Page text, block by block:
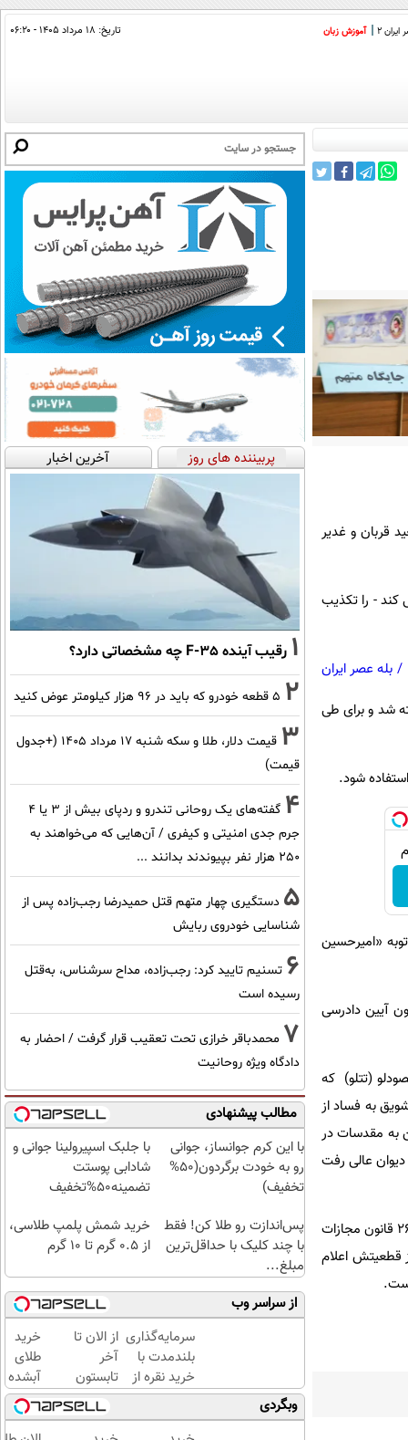
2 آموزش زبان تاریخ: ۱۸ مرداد ۱۴۰۵ - ۰۶:۲۰
قربان و غدیر
- را تکذیب
/ بله عصر ایران
شد و برای طی
شود.
که درخواست توبه «امیرحسین
مقصودلو ۲۳ اردیبهشت ماه سال گذشته از ثبت درخواست اعمال ماده ۴۷۷ قانون آیین دادرسی
مقصودلو (تتلو) که
به فساد از
به مقدسات در
دادگاه کیفری یک تهران به ۵ سال حبس محکوم شد که با فرجام خواهی دادستانی، پرونده به شعبه ۹ دیوان عالی رفت
پس از نقض حکم پرونده به شعبه ۶ دادگاه کیفری یک (هم عرض) رفت و بزه انتسابی محرز شد و طبق ماده ۲۶۲ قانون مجازات
قطعیتش اعلام
پربیننده های روز آخرین اخبار
1 رقیب آینده F-35 چه مشخصاتی دارد؟
2 ۵ قطعه خودرو که باید در ۹۶ هزار کیلومتر عوض کنید
3
قیمت دلار، طلا و سکه شنبه ۱۷ مرداد ۱۴۰۵ (+جدول
قیمت)
4
گفته‌های یک روحانی تندرو و ردپای بیش از ۳ یا ۴
جرم جدی امنیتی و کیفری / آن‌هایی که می‌خواهند به
۲۵۰ هزار نفر بپیوندند بدانند ...
5 دستگیری چهار متهم قتل حمیدرضا رجب‌زاده پس از
شناسایی خودروی ربایش
6 تسنیم تایید کرد: رجب‌زاده، مداح سرشناس، به‌قتل
رسیده است
7 محمدباقر خرازی تحت تعقیب قرار گرفت / احضار به
دادگاه ویژه روحانیت
مطالب پیشنهادی
با این کرم جوانساز، جوانی
رو به خودت برگردون(50%
تخفیف)
با جلبک اسپیرولینا جوانی و
شادابی پوستت
تضمینه50%تخفیف
پس‌اندازت رو طلا کن! فقط
با چند کلیک با حداقل‌ترین
مبلغ...
خرید شمش پلمپ طلاسی،
از ۰.۵ گرم تا ۱۰ گرم
از سراسر وب
سرمایه‌گذاری
بلندمدت با
خرید نقره از
دیجی‌کالا
از الان تا
آخر
تابستون
حداقل
12کیلو
خرید
طلای
آبشده
حتی با
۱۰۰هزارتومان
وبگردی